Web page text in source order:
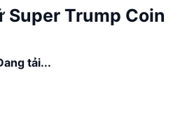
Super Trump Coin
tải...